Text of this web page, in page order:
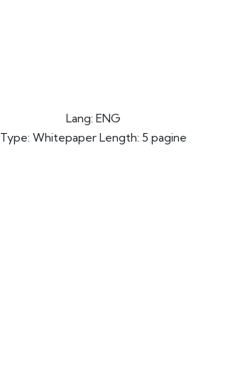
Lang: ENG
Type: Whitepaper Length: 5 pagine